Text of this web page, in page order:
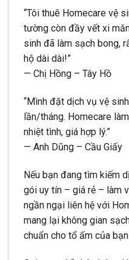
“Tôi thuê Homecare vệ
tường còn đầy vết xi
sinh đã làm sạch bong,
hộ dài dài!”
— Chị Hồng – Tây Hồ
“Mình đặt dịch vụ vệ
lần/tháng. Homecare
nhiệt tình, giá hợp lý.”
— Anh Dũng – Cầu Giấy
Nếu bạn đang tìm kiếm
gói uy tín – giá rẻ – làm
ngần ngại liên hệ với
mang lại không gian
chuẩn cho tổ ấm của bạn.